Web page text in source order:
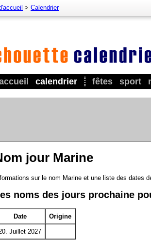
calendrier fêtes sport
> Calendrier
jour Marine
sur le nom Marine et une liste des dates
noms des jours prochaine
Date Origine
Juillet 2027